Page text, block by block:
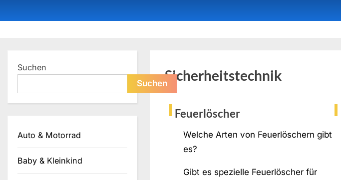
to
Sicherheitstechnik
Feuerlöscher
Welche Arten von Feuerlöschern gibt
es?
Gibt es spezielle Feuerlöscher für
Suchen
Suchen
Auto & Motorrad
Baby & Kleinkind